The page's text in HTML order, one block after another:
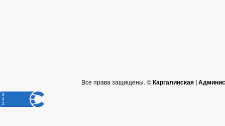
Все права защищены. ©Каргалинская |